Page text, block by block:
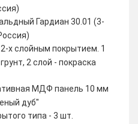
Гардиан 30.01 (3-
х слойным покрытием. 1
2 слой - покраска
МДФ панель 10 мм
дуб"
типа - 3 шт.